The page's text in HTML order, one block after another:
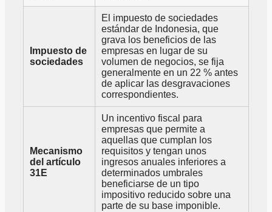
Impuesto de
sociedades
El impuesto de sociedades
estándar de Indonesia, que
grava los beneficios de las
empresas en lugar de su
volumen de negocios, se fija
generalmente en un 22 % antes
de aplicar las desgravaciones
correspondientes.
Mecanismo
del artículo
31E
Un incentivo fiscal para
empresas que permite a
aquellas que cumplan los
requisitos y tengan unos
ingresos anuales inferiores a
determinados umbrales
beneficiarse de un tipo
impositivo reducido sobre una
parte de su base imponible.